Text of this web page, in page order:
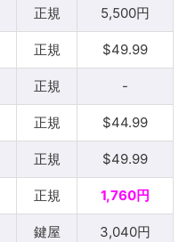
正規 5,500円
正規 $49.99
正規 -
正規 $44.99
正規 $49.99
正規 1,760円
鍵屋 3,040円